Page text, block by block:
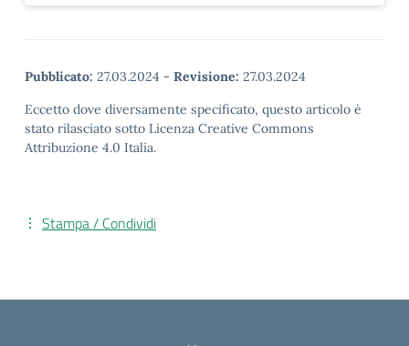
Pubblicato: 27.03.2024 - Revisione: 27.03.2024
Eccetto dove diversamente specificato, questo articolo è
stato rilasciato sotto Licenza Creative Commons
Attribuzione 4.0 Italia.
Stampa / Condividi